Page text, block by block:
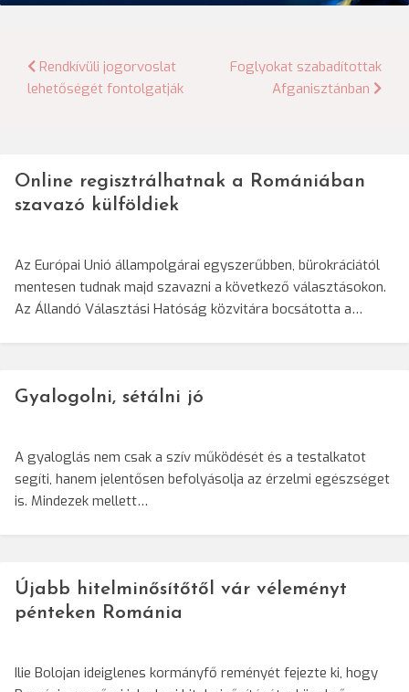
Bejegyzés
navigáció
Rendkívüli jogorvoslat
lehetőségét fontolgatják
Foglyokat szabadítottak
Afganisztánban
Online regisztrálhatnak a Romániában
szavazó külföldiek
Az Európai Unió állampolgárai egyszerűbben, bürokráciától
mentesen tudnak majd szavazni a következő választásokon.
Az Állandó Választási Hatóság közvitára bocsátotta a…
Gyalogolni, sétálni jó
A gyaloglás nem csak a szív működését és a testalkatot
segíti, hanem jelentősen befolyásolja az érzelmi egészséget
is. Mindezek mellett…
Újabb hitelminősítőtől vár véleményt
pénteken Románia
Ilie Bolojan ideiglenes kormányfő reményét fejezte ki, hogy